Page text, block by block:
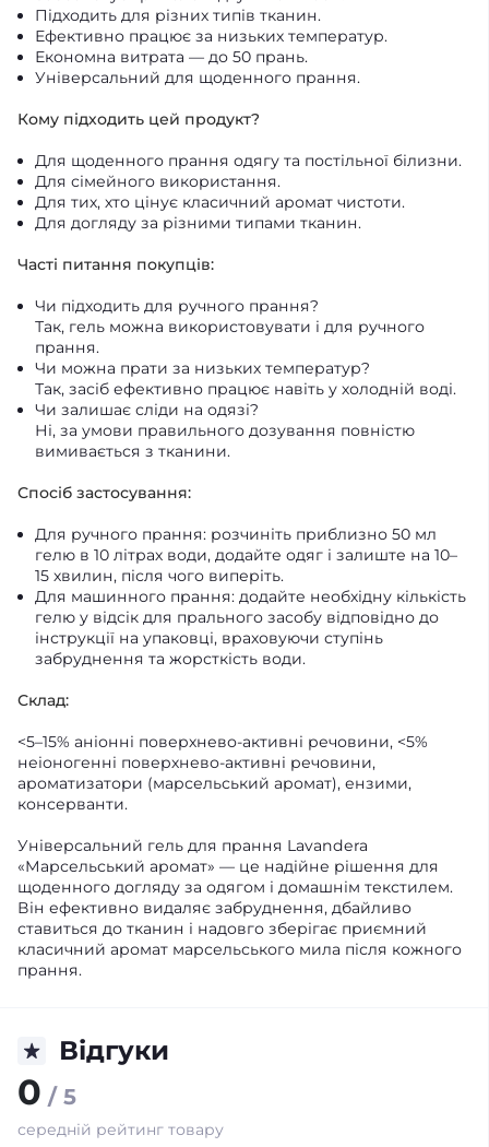
Підходить для різних типів тканин.
Ефективно працює за низьких температур.
Економна витрата — до 50 прань.
Універсальний для щоденного прання.
Кому підходить цей продукт?
Для щоденного прання одягу та постільної білизни.
Для сімейного використання.
Для тих, хто цінує класичний аромат чистоти.
Для догляду за різними типами тканин.
Часті питання покупців:
Чи підходить для ручного прання?
Так, гель можна використовувати і для ручного
прання.
Чи можна прати за низьких температур?
Так, засіб ефективно працює навіть у холодній воді.
Чи залишає сліди на одязі?
Ні, за умови правильного дозування повністю
вимивається з тканини.
Спосіб застосування:
Для ручного прання: розчиніть приблизно 50 мл
гелю в 10 літрах води, додайте одяг і залиште на 10–
15 хвилин, після чого виперіть.
Для машинного прання: додайте необхідну кількість
гелю у відсік для прального засобу відповідно до
інструкції на упаковці, враховуючи ступінь
забруднення та жорсткість води.
Склад:
<5–15% аніонні поверхнево-активні речовини, <5%
неіоногенні поверхнево-активні речовини,
ароматизатори (марсельський аромат), ензими,
консерванти.
Універсальний гель для прання Lavandera
«Марсельський аромат» — це надійне рішення для
щоденного догляду за одягом і домашнім текстилем.
Він ефективно видаляє забруднення, дбайливо
ставиться до тканин і надовго зберігає приємний
класичний аромат марсельського мила після кожного
прання.
Відгуки
0 / 5
середній рейтинг товару